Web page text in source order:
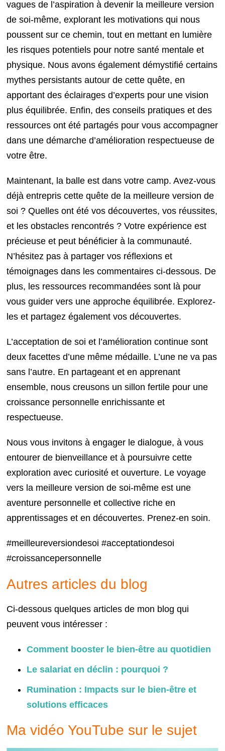
vagues de l’aspiration à devenir la meilleure version
de soi-même, explorant les motivations qui nous
poussent sur ce chemin, tout en mettant en lumière
les risques potentiels pour notre santé mentale et
physique. Nous avons également démystifié certains
mythes persistants autour de cette quête, en
apportant des éclairages d’experts pour une vision
plus équilibrée. Enfin, des conseils pratiques et des
ressources ont été partagés pour vous accompagner
dans une démarche d’amélioration respectueuse de
votre être.
Maintenant, la balle est dans votre camp. Avez-vous
déjà entrepris cette quête de la meilleure version de
soi ? Quelles ont été vos découvertes, vos réussites,
et les obstacles rencontrés ? Votre expérience est
précieuse et peut bénéficier à la communauté.
N’hésitez pas à partager vos réflexions et
témoignages dans les commentaires ci-dessous. De
plus, les ressources recommandées sont là pour
vous guider vers une approche équilibrée. Explorez-
les et partagez également vos découvertes.
L’acceptation de soi et l’amélioration continue sont
deux facettes d’une même médaille. L’une ne va pas
sans l’autre. En partageant et en apprenant
ensemble, nous creusons un sillon fertile pour une
croissance personnelle enrichissante et
respectueuse.
Nous vous invitons à engager le dialogue, à vous
entourer de bienveillance et à poursuivre cette
exploration avec curiosité et ouverture. Le voyage
vers la meilleure version de soi-même est une
aventure personnelle et collective riche en
apprentissages et en découvertes. Prenez-en soin.
#meilleureversiondesoi #acceptationdesoi
#croissancepersonnelle
Autres articles du blog
Ci-dessous quelques articles de mon blog qui
peuvent vous intéresser :
Comment booster le bien-être au quotidien
Le salariat en déclin : pourquoi ?
Rumination : Impacts sur le bien-être et
solutions efficaces
Ma vidéo YouTube sur le sujet